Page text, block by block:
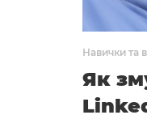
Навички та
Як